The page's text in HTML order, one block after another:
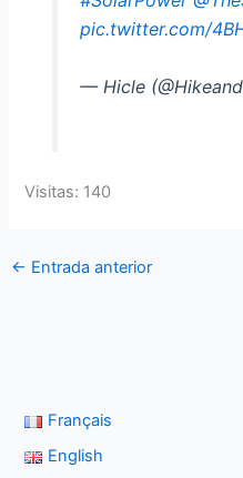
pic.twitter.com/
— Hicle
Visitas: 140
← Entrada anterior
Français
English